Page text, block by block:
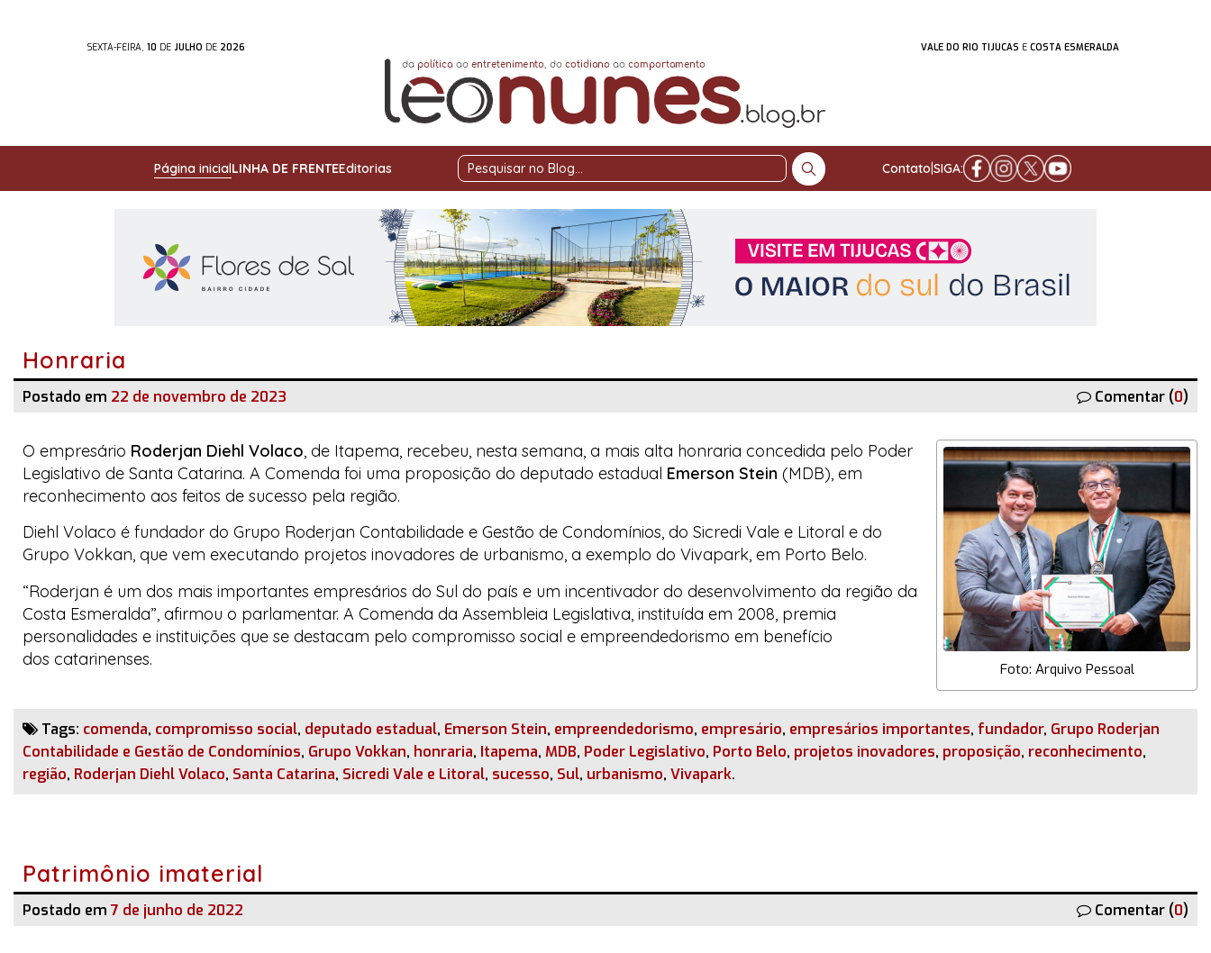
SEXTA-FEIRA, 10 DE JULHO DE 2026 VALE DO RIO TIJUCAS E COSTA ESMERALDA
Página inicialLINHA DE FRENTEEditorias
Pesquisar
Blog
Contato SIGA:
Honraria
Postado em 22 de novembro de 2023 Comentar (0)
Foto: Arquivo Pessoal
O empresário Roderjan Diehl Volaco, de Itapema, recebeu, nesta semana, a mais alta honraria concedida pelo Poder
Legislativo de Santa Catarina. A Comenda foi uma proposição do deputado estadual Emerson Stein (MDB), em
reconhecimento aos feitos de sucesso pela região.
Diehl Volaco é fundador do Grupo Roderjan Contabilidade e Gestão de Condomínios, do Sicredi Vale e Litoral e do
Grupo Vokkan, que vem executando projetos inovadores de urbanismo, a exemplo do Vivapark, em Porto Belo.
“Roderjan é um dos mais importantes empresários do Sul do país e um incentivador do desenvolvimento da região da
Costa Esmeralda”, afirmou o parlamentar. A Comenda da Assembleia Legislativa, instituída em 2008, premia
personalidades e instituições que se destacam pelo compromisso social e empreendedorismo em benefício
dos catarinenses.
Tags: comenda, compromisso social, deputado estadual, Emerson Stein, empreendedorismo, empresário, empresários importantes, fundador, Grupo Roderjan
Contabilidade e Gestão de Condomínios, Grupo Vokkan, honraria, Itapema, MDB, Poder Legislativo, Porto Belo, projetos inovadores, proposição, reconhecimento,
região, Roderjan Diehl Volaco, Santa Catarina, Sicredi Vale e Litoral, sucesso, Sul, urbanismo, Vivapark.
Patrimônio imaterial
Postado em 7 de junho de 2022 Comentar (0)